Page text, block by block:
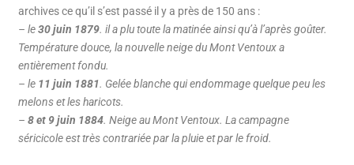
archives ce qu’il s’est passé il y a près de 150 ans :
– le30 juin 1879. il a plu toute la matinée ainsi qu’à l’après goûter.
Température douce, la nouvelle neige du Mont Ventoux a
entièrement fondu.
– le 11 juin 1881. Gelée blanche qui endommage quelque peu les
melons et les haricots.
– 8 et 9 juin 1884. Neige au Mont Ventoux. La campagne
séricicole est très contrariée par la pluie et par le froid.